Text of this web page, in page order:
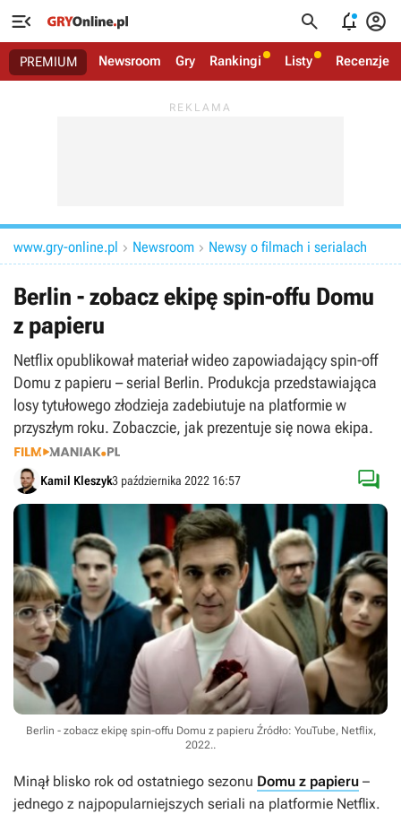
   
PREMIUM Newsroom Gry Rankingi Listy Recenzje
www.gry-online.pl  Newsroom  Newsy o filmach i serialach
Berlin - zobacz ekipę spin-offu Domu
z papieru
Netflix opublikował materiał wideo zapowiadający spin-off
Domu z papieru – serial Berlin. Produkcja przedstawiająca
losy tytułowego złodzieja zadebiutuje na platformie w
przyszłym roku. Zobaczcie, jak prezentuje się nowa ekipa.
Kamil Kleszyk3 października 2022 16:57 
Berlin - zobacz ekipę spin-offu Domu z papieru Źródło: YouTube, Netflix,
2022..
Minął blisko rok od ostatniego sezonu Domu z papieru –
jednego z najpopularniejszych seriali na platformie Netflix.